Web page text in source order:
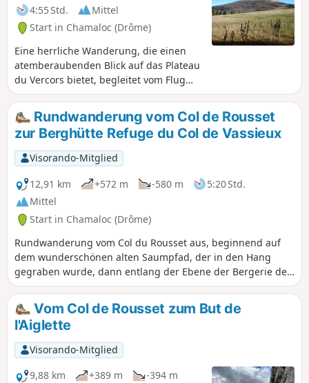
4:55 Std.
Mittel
Start in Chamaloc (Drôme)
Eine herrliche Wanderung, die einen
atemberaubenden Blick auf das Plateau
du Vercors bietet, begleitet vom Flug
der Geier! Bei schönem Wetter zu
machen, um eine klare Sicht zu haben.
Rundwanderung vom Col de Rousset
zur Berghütte Refuge du Col de Vassieux
Visorando-Mitglied
12,91 km
+572 m -580 m
5:20 Std.
Mittel
Start in Chamaloc (Drôme)
Rundwanderung vom Col du Rousset aus, beginnend auf
dem wunderschönen alten Saumpfad, der in den Hang
gegraben wurde, dann entlang der Ebene der Bergerie de
Chironne, um im Wald die Berghütte Col de Vassieux zu
erreichen. Rückweg auf dem Weg, der das Diois-Tal
überragt, über den But de l'Aiglette und die Rochers de
Chironne. Wanderung mit abwechslungsreicher
Landschaft, mit Blick auf das Diois-Tal, ohne
schwindelerregend zu sein. Einige haben dort Geier
gesehen.
Vom Col de Rousset zum But de
l'Aiglette
Visorando-Mitglied
9,88 km
+389 m
-394 m